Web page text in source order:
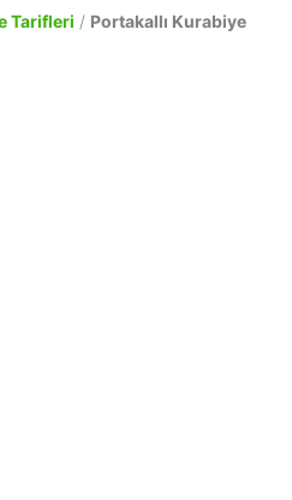
Tarifleri / Portakallı Kurabiye